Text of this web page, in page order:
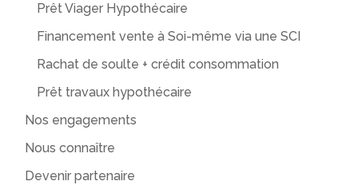
Prêt Viager Hypothécaire
Financement vente à Soi-même via une SCI
Rachat de soulte + crédit consommation
Prêt travaux hypothécaire
Nos engagements
Nous connaître
Devenir partenaire